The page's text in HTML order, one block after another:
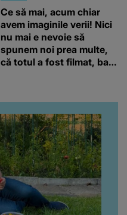
Ce să mai, acum chiar
avem imaginile verii! Nici
nu mai e nevoie să
spunem noi prea multe,
că totul a fost filmat, ba
da, frumoasa iubită a lui
Florin Ristei e...